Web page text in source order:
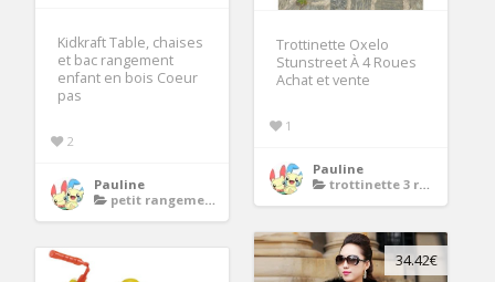
Kidkraft Table, chaises
et bac rangement
enfant en bois Coeur
pas
2
Pauline
petit rangement enfant
Trottinette Oxelo
Stunstreet À 4 Roues
Achat et vente
1
Pauline
trottinette 3 roues
34.42€